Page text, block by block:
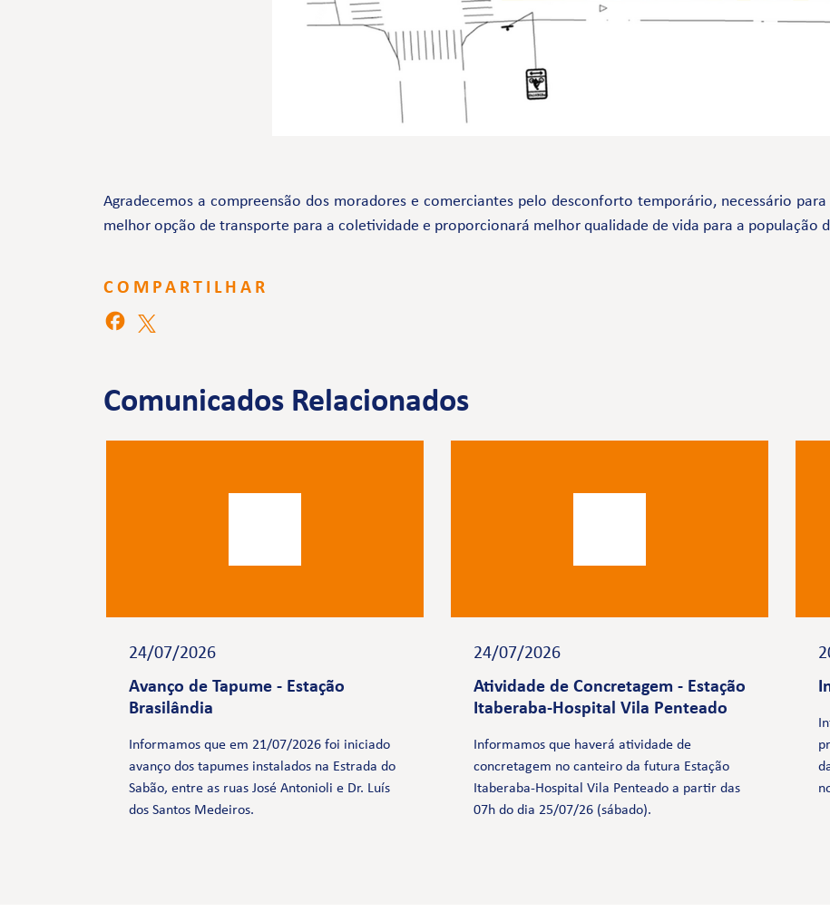
Agradecemos a compreensão dos moradores e comerciantes pelo desconforto temporário, necessário
melhor opção de transporte para a coletividade e proporcionará melhor qualidade de vida para a população
COMPARTILHAR
Comunicados Relacionados
24/07/2026
Avanço de Tapume - Estação
Brasilândia
Informamos que em 21/07/2026 foi iniciado
avanço dos tapumes instalados na Estrada do
Sabão, entre as ruas José Antonioli e Dr. Luís
dos Santos Medeiros.
24/07/2026
Atividade de Concretagem - Estação
Itaberaba-Hospital Vila Penteado
Informamos que haverá atividade de
concretagem no canteiro da futura Estação
Itaberaba-Hospital Vila Penteado a partir das
07h do dia 25/07/26 (sábado).